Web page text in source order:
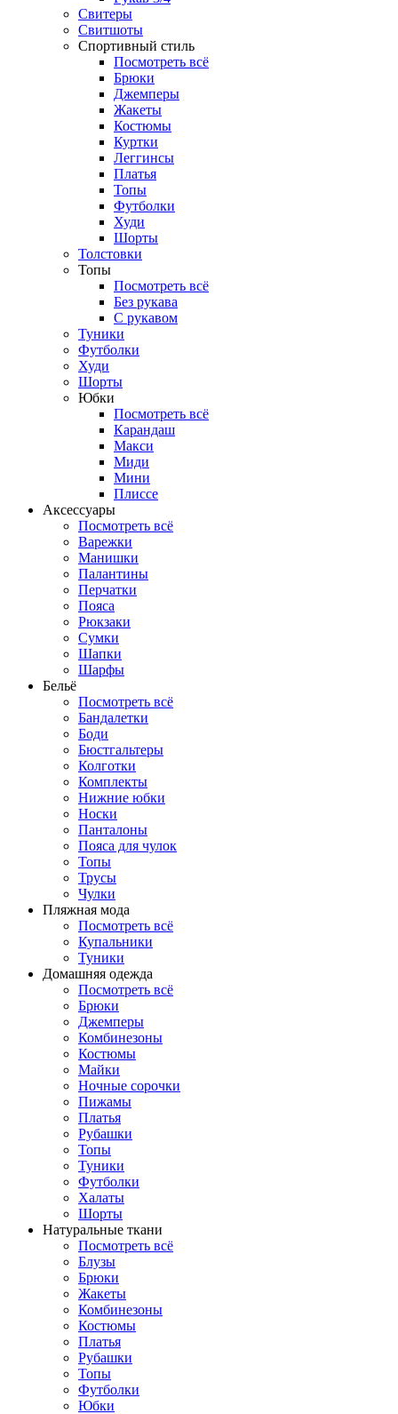
Свитеры
Свитшоты
Спортивный стиль
Посмотреть всё
Брюки
Джемперы
Жакеты
Костюмы
Куртки
Леггинсы
Платья
Топы
Футболки
Худи
Шорты
Толстовки
Топы
Посмотреть всё
Без рукава
С рукавом
Туники
Футболки
Худи
Шорты
Юбки
Посмотреть всё
Карандаш
Макси
Миди
Мини
Плиссе
Аксессуары
Посмотреть всё
Варежки
Манишки
Палантины
Перчатки
Пояса
Рюкзаки
Сумки
Шапки
Шарфы
Бельё
Посмотреть всё
Бандалетки
Боди
Бюстгальтеры
Колготки
Комплекты
Нижние юбки
Носки
Панталоны
Поясa для чулок
Топы
Трусы
Чулки
Пляжная мода
Посмотреть всё
Купальники
Туники
Домашняя одежда
Посмотреть всё
Брюки
Джемперы
Комбинезоны
Костюмы
Майки
Ночные сорочки
Пижамы
Платья
Рубашки
Топы
Туники
Футболки
Халаты
Шорты
Натуральные ткани
Посмотреть всё
Блузы
Брюки
Жакеты
Комбинезоны
Костюмы
Платья
Рубашки
Топы
Футболки
Юбки